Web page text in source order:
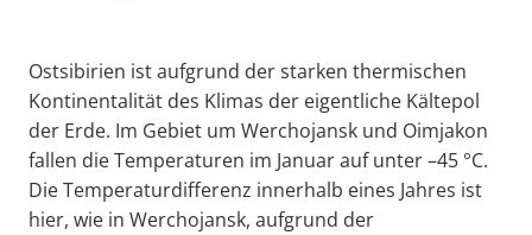
Ostsibirien ist aufgrund der starken thermischen
Kontinentalität des Klimas der eigentliche Kältepol
der Erde. Im Gebiet um Werchojansk und Oimjakon
fallen die Temperaturen im Januar auf unter –45 °C.
Die Temperaturdifferenz innerhalb eines Jahres ist
hier, wie in Werchojansk, aufgrund der